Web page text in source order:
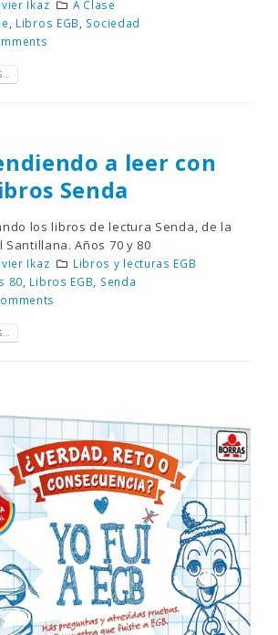
Ikaz
A Clase
Libros EGB
Sociedad
a leer con
Senda
los libros de lectura Senda, de la
Santillana. Años 70 y 80
Ikaz
Libros y lecturas EGB
80 Libros EGB
Senda